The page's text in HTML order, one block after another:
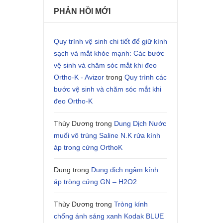
PHẢN HỒI MỚI
Quy trình vệ sinh chi tiết để giữ kính
sạch và mắt khỏe mạnh: Các bước
vệ sinh và chăm sóc mắt khi đeo
Ortho-K - Avizor trong Quy trình các
bước vệ sinh và chăm sóc mắt khi
đeo Ortho-K
Thùy Dương trong Dung Dịch Nước
muối vô trùng Saline N.K rửa kính
áp trong cứng OrthoK
Dung trong Dung dịch ngâm kính
áp tròng cứng GN – H2O2
Thùy Dương trong Tròng kính
chống ánh sáng xanh Kodak BLUE